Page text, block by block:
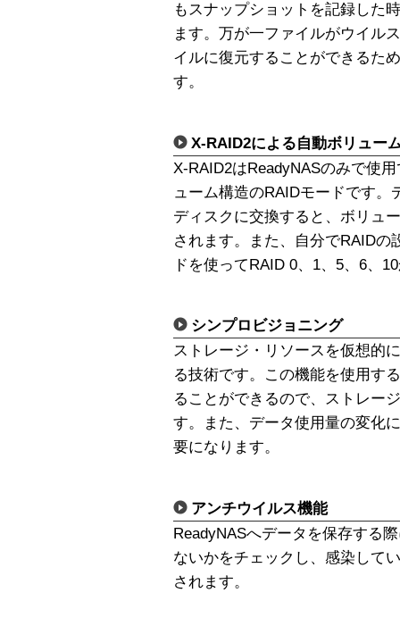
もスナップショットを記録した
ます。万が一ファイルがウイル
イルに復元することができるた
す。
X-RAID2による自動ボリュー
X-RAID2はReadyNASのみで使
ューム構造のRAIDモードです
ディスクに交換すると、ボリュ
されます。また、自分でRAID
ドを使ってRAID 0、1、5、6、
シンプロビジョニング
ストレージ・リソースを仮想的
る技術です。この機能を使用す
ることができるので、ストレー
す。また、データ使用量の変化
要になります。
アンチウイルス機能
ReadyNASへデータを保存する
ないかをチェックし、感染して
されます。